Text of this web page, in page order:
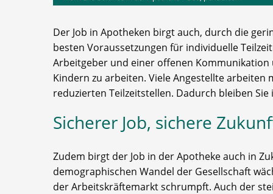
Der Job in Apotheken birgt auch, durch die
besten Voraussetzungen für individuelle
Arbeitgeber und einer offenen
Kindern zu arbeiten. Viele Angestellte
reduzierten Teilzeitstellen. Dadurch bleiben
Sicherer Job, sichere
Zudem birgt der Job in der Apotheke auch in
demographischen Wandel der Gesellschaft
der Arbeitskräftemarkt schrumpft. Auch der